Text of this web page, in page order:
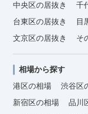
中央区の居抜き
千
台東区の居抜き
目
文京区の居抜き
そ
相場から探す
港区の相場
渋谷区
新宿区の相場
品川